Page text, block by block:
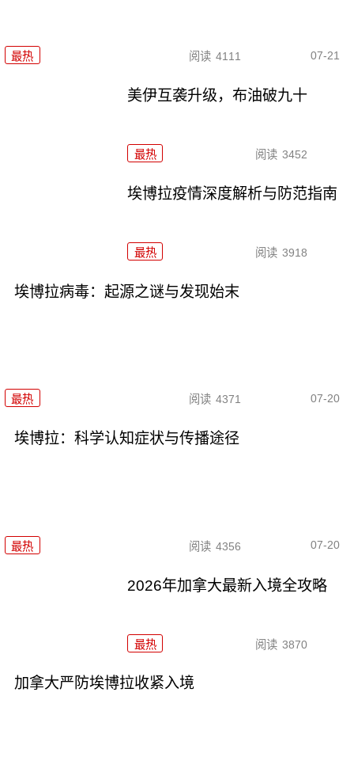
最热 阅读 4111 07-21
美伊互袭升级，布油破九十
最热 阅读 3452
埃博拉疫情深度解析与防范指南
最热 阅读 3918
埃博拉病毒：起源之谜与发现始末
最热 阅读 4371 07-20
埃博拉：科学认知症状与传播途径
最热 阅读 4356 07-20
2026年加拿大最新入境全攻略
最热 阅读 3870
加拿大严防埃博拉收紧入境